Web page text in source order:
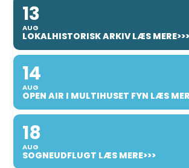
13
AUG
LOKALHISTORISK ARKIV LÆS MERE>>>
14
AUG
OPEN AIR I MULTIHUSET FYN LÆS
18
AUG
SOGNEUDFLUGT LÆS MERE>>>